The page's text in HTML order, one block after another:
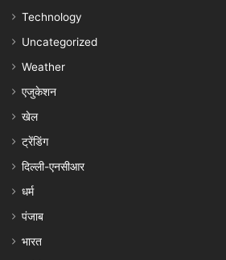
Technology
Uncategorized
Weather
एजुकेशन
खेल
ट्रेंडिंग
दिल्ली-एनसीआर
धर्म
पंजाब
भारत